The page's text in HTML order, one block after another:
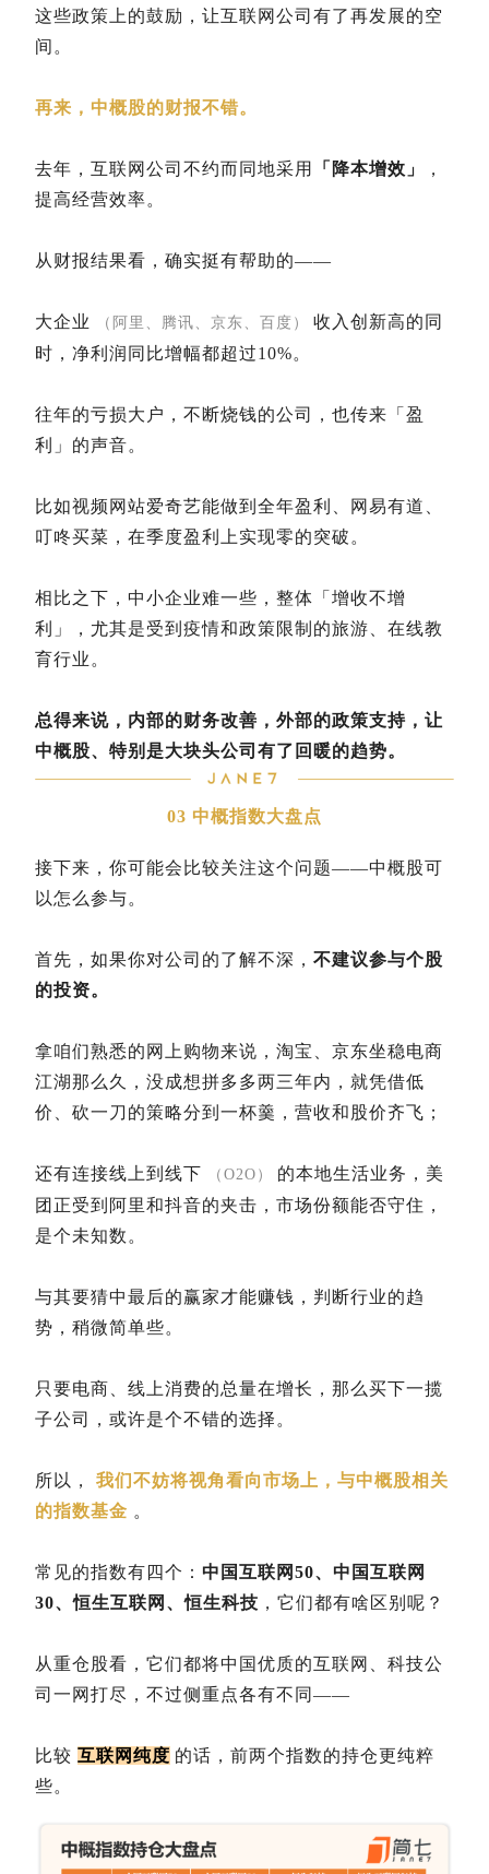
这些政策上的鼓励，让互联网公司有了再发展的空
间。
再来，中概股的财报不错。
去年，互联网公司不约而同地采用 「降本增效」
，
提高经营效率。
从财报结果看，确实挺有帮助的——
大企业 （阿里、腾讯、京东、百度）
收入创新高的同
时，净利润同比增幅都超过10%。
往年的亏损大户，不断烧钱的公司，也传来「盈
利」的声音。
比如视频网站爱奇艺能做到全年盈利、网易有道、
叮咚买菜，在季度盈利上实现零的突破。
相比之下，中小企业难一些，整体「增收不增
利」，尤其是受到疫情和政策限制的旅游、在线教
育行业。
总得来说，内部的财务改善，外部的政策支持，让
中概股、特别是大块头公司有了回暖的趋势。
03 中概指数大盘点
接下来，你可能会比较关注这个问题——中概股可
以怎么参与。
首先，如果你对公司的了解不深， 不建议参与个股
的投资。
拿咱们熟悉的网上购物来说，淘宝、京东坐稳电商
江湖那么久，没成想拼多多两三年内，就凭借低
价、砍一刀的策略分到一杯羹，营收和股价齐飞；
还有连接线上到线下 （O2O）
的本地生活业务，美
团正受到阿里和抖音的夹击，市场份额能否守住，
是个未知数。
与其要猜中最后的赢家才能赚钱，判断行业的趋
势，稍微简单些。
只要电商、线上消费的总量在增长，那么买下一揽
子公司，或许是个不错的选择。
所以，
我们不妨将视角看向市场上，与中概股相关
的指数基金 。
常见的指数有四个： 中国互联网50、中国互联网
30、恒生互联网、恒生科技 ，它们都有啥区别呢？
从重仓股看，它们都将中国优质的互联网、科技公
司一网打尽，不过侧重点各有不同——
比较 互联网纯度 的话，前两个指数的持仓更纯粹
些。